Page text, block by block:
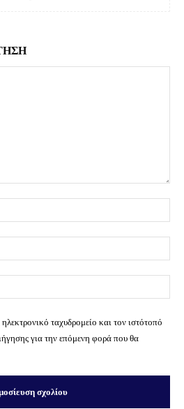
ταχυδρομείο και τον ιστότοπό
για την επόμενη φορά που θα